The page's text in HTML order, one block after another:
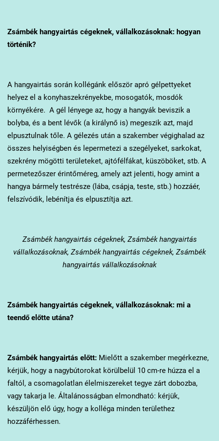
Zsámbékhangyairtás cégeknek, vállalkozásoknak: hogyan
történik?
A hangyairtás során kollégánk először apró gélpettyeket
helyez el a konyhaszekrényekbe, mosogatók, mosdók
környékére. A gél lényege az, hogy a hangyák beviszik a
bolyba, és a bent lévők (a királynő is) megeszik azt, majd
elpusztulnak tőle. A gélezés után a szakember végighalad az
összes helyiségben és lepermetezi a szegélyeket, sarkokat,
szekrény mögötti területeket, ajtófélfákat, küszöböket, stb. A
permetezőszer érintőméreg, amely azt jelenti, hogy amint a
hangya bármely testrésze (lába, csápja, teste, stb.) hozzáér,
felszívódik, lebénítja és elpusztítja azt.
Zsámbékhangyairtás cégeknek, Zsámbék hangyairtás
vállalkozásoknak, Zsámbék hangyairtás cégeknek, Zsámbék
hangyairtás vállalkozásoknak
Zsámbékhangyairtás cégeknek, vállalkozásoknak: mi a
teendő előtte utána?
Zsámbékhangyairtás előtt:Mielőtt a szakember megérkezne,
kérjük, hogy a nagybútorokat körülbelül 10 cm-re húzza el a
faltól, a csomagolatlan élelmiszereket tegye zárt dobozba,
vagy takarja le. Általánosságban elmondható: kérjük,
készüljön elő úgy, hogy a kolléga minden területhez
hozzáférhessen.